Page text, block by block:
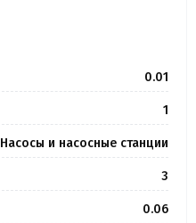
0.01
1
Насосы и насосные станции
3
0.06